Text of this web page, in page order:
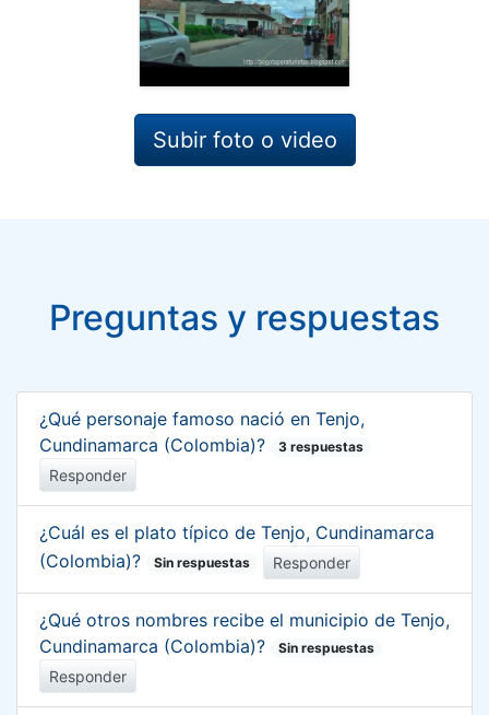
Subir foto o video
Preguntas y respuestas
¿Qué personaje famoso nació en Tenjo,
Cundinamarca (Colombia)?
3 respuestas
Responder
¿Cuál es el plato típico de Tenjo, Cundinamarca
(Colombia)?
Sin respuestas Responder
¿Qué otros nombres recibe el municipio de Tenjo,
Cundinamarca (Colombia)?
Sin respuestas
Responder